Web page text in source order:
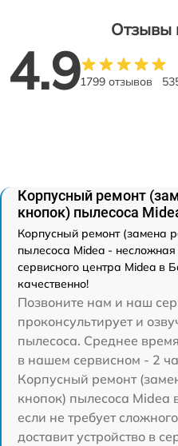
Отзывы
4.91799 отзывов
Корпусный ремонт
кнопок) пылесоса
Корпусный ремонт (замена
пылесоса Midea -
сервисного центра Midea в
качественно!
Позвоните нам и наш
проконсультирует и
пылесоса. Среднее
в нашем сервисном - 2
Корпусный ремонт
кнопок) пылесоса Midea
если не требует
доставит устройство в